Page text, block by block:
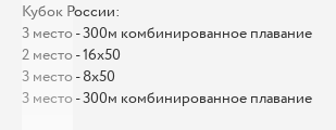
Кубок России:
3 место - 300м комбинированное плавание
2 место - 16х50
3 место - 8х50
3 место - 300м комбинированное плавание